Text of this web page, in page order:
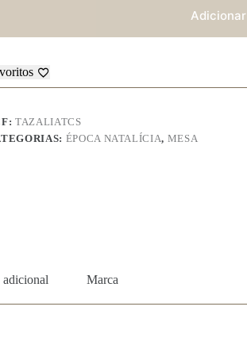
Adicionar
TAZALIATCS
ÉPOCA NATALÍCIA, MESA
Marca